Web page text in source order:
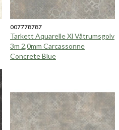
007778787
Tarkett Aquarelle Xl Våtrumsgolv
3m 2,0mm Carcassonne
Concrete Blue